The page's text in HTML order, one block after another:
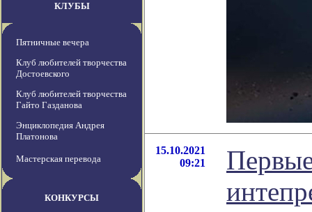
КЛУБЫ
Пятничные вечера
Клуб любителей творчества
Достоевского
Клуб любителей творчества
Гайто Газданова
Энциклопедия Андрея
Платонова
Мастерская перевода
КОНКУРСЫ
15.10.2021
09:21